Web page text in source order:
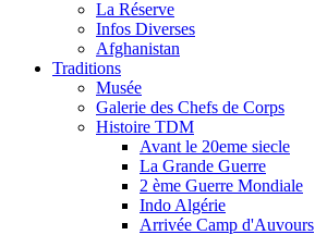
La Réserve
Infos Diverses
Afghanistan
Traditions
Musée
Galerie des Chefs de Corps
Histoire TDM
Avant le 20eme siecle
La Grande Guerre
2 ème Guerre Mondiale
Indo Algérie
Arrivée Camp d'Auvours